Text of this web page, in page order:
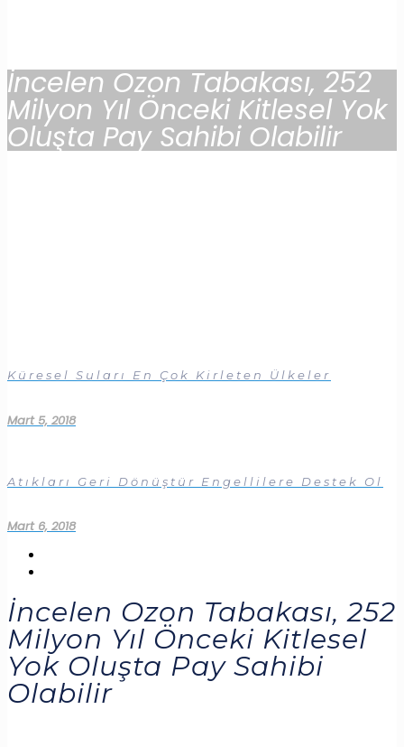
İncelen Ozon Tabakası, 252
Milyon Yıl Önceki Kitlesel Yok
Oluşta Pay Sahibi Olabilir
Küresel Suları En Çok Kirleten Ülkeler
Mart 5, 2018
Atıkları Geri Dönüştür Engellilere Destek Ol
Mart 6, 2018
İncelen Ozon Tabakası, 252
Milyon Yıl Önceki Kitlesel
Yok Oluşta Pay Sahibi
Olabilir